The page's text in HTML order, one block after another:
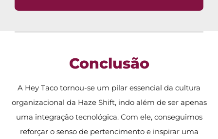
Conclusão
A Hey Taco tornou-se um pilar essencial da cultura
organizacional da Haze Shift, indo além de ser apenas
uma integração tecnológica. Com ele, conseguimos
reforçar o senso de pertencimento e inspirar uma